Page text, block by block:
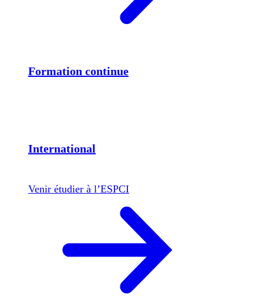
Formation continue
International
Venir étudier à l’ESPCI